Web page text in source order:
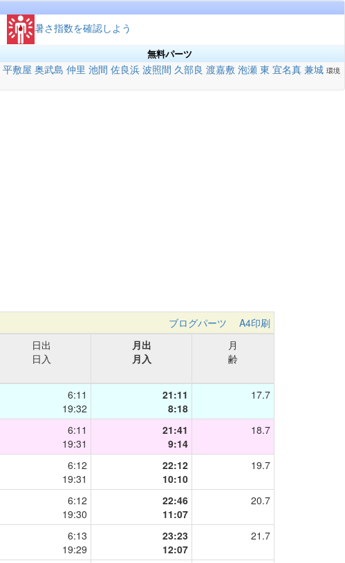
暑さ指数を確認しよう
無料パーツ
平敷屋 奥武島 仲里 池間 佐良浜 波照間 久部良 渡嘉敷 泡瀬 東 宜名真 兼城 環境
ブログパーツ
A4印刷
日出
日入
月出
月入
月
齢
6:11
19:32
21:11
8:18
17.7
6:11
19:31
21:41
9:14
18.7
6:12
19:31
22:12
10:10
19.7
6:12
19:30
22:46
11:07
20.7
6:13
19:29
23:23
12:07
21.7